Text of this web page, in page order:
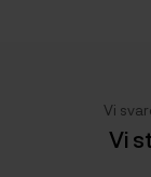
Vi
Vi